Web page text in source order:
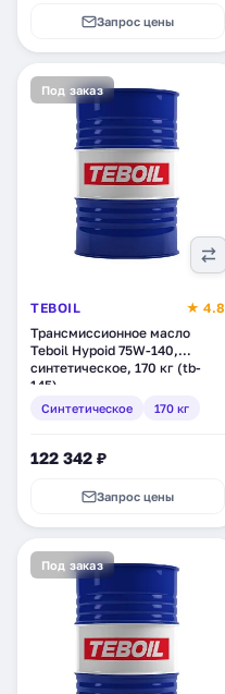
Запрос цены
Под заказ
TEBOIL
★ 4.8
Трансмиссионное масло
Teboil Hypoid 75W-140,
синтетическое, 170 кг (tb-
145)
Синтетическое 170 кг
122 342 ₽
Запрос цены
Под заказ